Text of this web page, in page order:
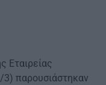
Εταιρείας
παρουσιάστηκαν